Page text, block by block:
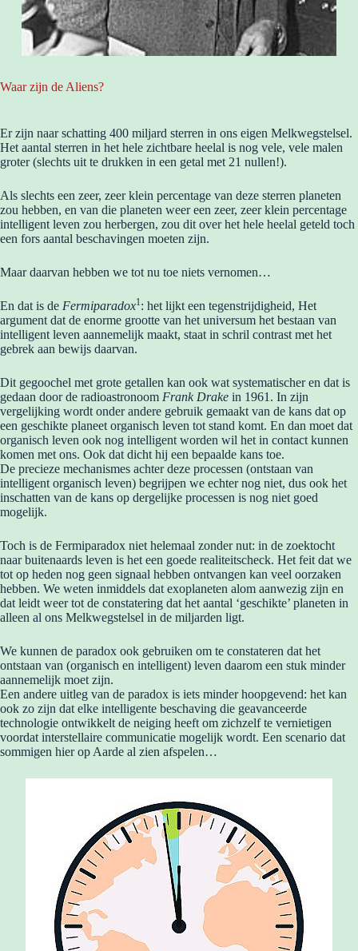
Waar zijn de Aliens?
Er zijn naar schatting 400 miljard sterren in ons eigen Melkwegstelsel.
Het aantal sterren in het hele zichtbare heelal is nog vele, vele malen
groter (slechts uit te drukken in een getal met 21 nullen!).
Als slechts een zeer, zeer klein percentage van deze sterren planeten
zou hebben, en van die planeten weer een zeer, zeer klein percentage
intelligent leven zou herbergen, zou dit over het hele heelal geteld toch
een fors aantal beschavingen moeten zijn.
Maar daarvan hebben we tot nu toe niets vernomen…
En dat is de Fermiparadox1: het lijkt een tegenstrijdigheid, Het
argument dat de enorme grootte van het universum het bestaan van
intelligent leven aannemelijk maakt, staat in schril contrast met het
gebrek aan bewijs daarvan.
Dit gegoochel met grote getallen kan ook wat systematischer en dat is
gedaan door de radioastronoom Frank Drake in 1961. In zijn
vergelijking wordt onder andere gebruik gemaakt van de kans dat op
een geschikte planeet organisch leven tot stand komt. En dan moet dat
organisch leven ook nog intelligent worden wil het in contact kunnen
komen met ons. Ook dat dicht hij een bepaalde kans toe.
De precieze mechanismes achter deze processen (ontstaan van
intelligent organisch leven) begrijpen we echter nog niet, dus ook het
inschatten van de kans op dergelijke processen is nog niet goed
mogelijk.
Toch is de Fermiparadox niet helemaal zonder nut: in de zoektocht
naar buitenaards leven is het een goede realiteitscheck. Het feit dat we
tot op heden nog geen signaal hebben ontvangen kan veel oorzaken
hebben. We weten inmiddels dat exoplaneten alom aanwezig zijn en
dat leidt weer tot de constatering dat het aantal ‘geschikte’ planeten in
alleen al ons Melkwegstelsel in de miljarden ligt.
We kunnen de paradox ook gebruiken om te constateren dat het
ontstaan van (organisch en intelligent) leven daarom een stuk minder
aannemelijk moet zijn.
Een andere uitleg van de paradox is iets minder hoopgevend: het kan
ook zo zijn dat elke intelligente beschaving die geavanceerde
technologie ontwikkelt de neiging heeft om zichzelf te vernietigen
voordat interstellaire communicatie mogelijk wordt. Een scenario dat
sommigen hier op Aarde al zien afspelen…